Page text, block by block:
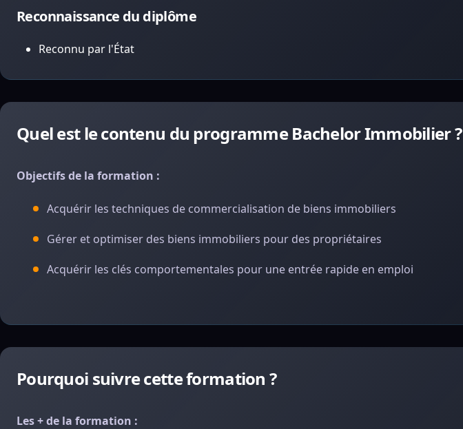
Reconnaissance du diplôme
Reconnu par l'État
Quel est le contenu du programme Bachelor Immobilier ?
Objectifs de la formation :
Acquérir les techniques de commercialisation de biens immobiliers
Gérer et optimiser des biens immobiliers pour des propriétaires
Acquérir les clés comportementales pour une entrée rapide en emploi
Pourquoi suivre cette formation ?
Les + de la formation :